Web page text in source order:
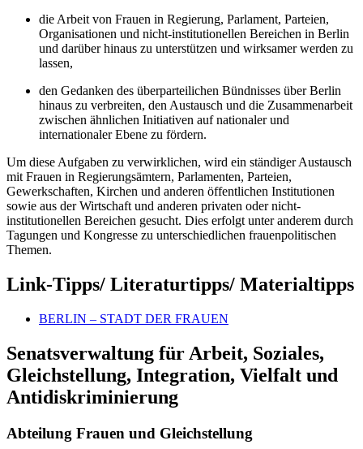
die Arbeit von Frauen in Regierung, Parlament, Parteien,
Organisationen und nicht-institutionellen Bereichen in Berlin
und darüber hinaus zu unterstützen und wirksamer werden zu
lassen,
den Gedanken des überparteilichen Bündnisses über Berlin
hinaus zu verbreiten, den Austausch und die Zusammenarbeit
zwischen ähnlichen Initiativen auf nationaler und
internationaler Ebene zu fördern.
Um diese Aufgaben zu verwirklichen, wird ein ständiger Austausch
mit Frauen in Regierungsämtern, Parlamenten, Parteien,
Gewerkschaften, Kirchen und anderen öffentlichen Institutionen
sowie aus der Wirtschaft und anderen privaten oder nicht-
institutionellen Bereichen gesucht. Dies erfolgt unter anderem durch
Tagungen und Kongresse zu unterschiedlichen frauenpolitischen
Themen.
Link-Tipps/ Literaturtipps/ Materialtipps
BERLIN – STADT DER FRAUEN
Senatsverwaltung für Arbeit, Soziales,
Gleichstellung, Integration, Vielfalt und
Antidiskriminierung
Abteilung Frauen und Gleichstellung